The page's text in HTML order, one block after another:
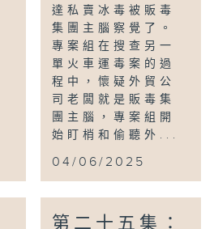
達私賣冰毒被販毒
集團主腦察覺了。
專案組在搜查另一
單火車運毒案的過
程中，懷疑外貿公
司老闆就是販毒集
團主腦，專案組開
始盯梢和偷聽外...
04/06/2025
第二十五集：